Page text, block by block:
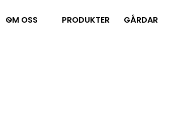
OM OSS PRODUKTER GÅRDAR